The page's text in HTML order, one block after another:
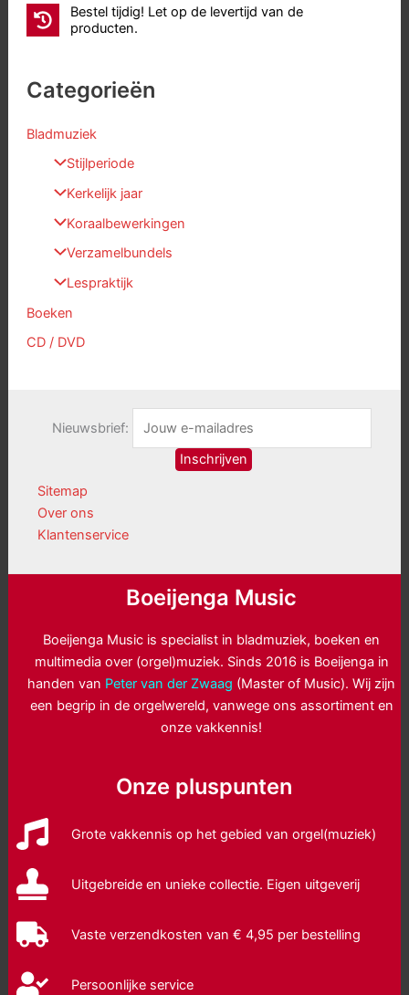
Bestel tijdig! Let op de levertijd van de
producten.
Categorieën
Bladmuziek
Stijlperiode
Kerkelijk jaar
Koraalbewerkingen
Verzamelbundels
Lespraktijk
Boeken
CD / DVD
Nieuwsbrief:
Sitemap
Over ons
Klantenservice
Boeijenga Music
Boeijenga Music is specialist in bladmuziek, boeken en
multimedia over (orgel)muziek. Sinds 2016 is Boeijenga in
handen van Peter van der Zwaag (Master of Music). Wij zijn
een begrip in de orgelwereld, vanwege ons assortiment en
onze vakkennis!
Onze pluspunten
Grote vakkennis op het gebied van orgel(muziek)
Uitgebreide en unieke collectie. Eigen uitgeverij
Vaste verzendkosten van € 4,95 per bestelling
Persoonlijke service